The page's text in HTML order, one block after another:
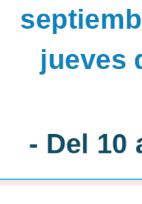
jueves
- Del 10